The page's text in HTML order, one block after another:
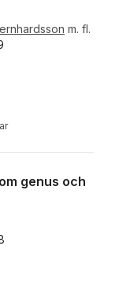
m. fl.
röster:
genus och